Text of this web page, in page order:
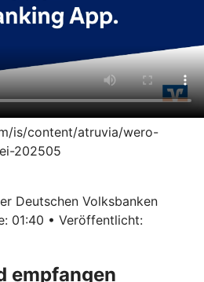
is/content/atruvia/wero-
202505
Deutschen Volksbanken
01:40 • Veröffentlicht:
empfangen